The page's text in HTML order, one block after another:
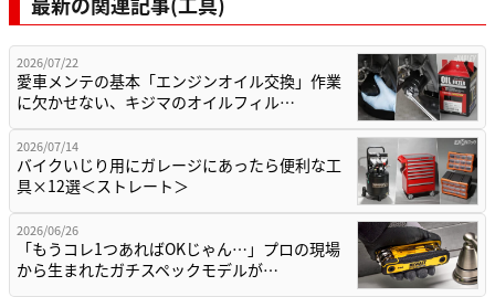
2026/07/22
愛車メンテの基本「エンジンオイル交換」作業
に欠かせない、キジマのオイルフィル…
2026/07/14
バイクいじり用にガレージにあったら便利な工
具×12選＜ストレート＞
2026/06/26
「もうコレ1つあればOKじゃん…」プロの現場
から生まれたガチスペックモデルが…